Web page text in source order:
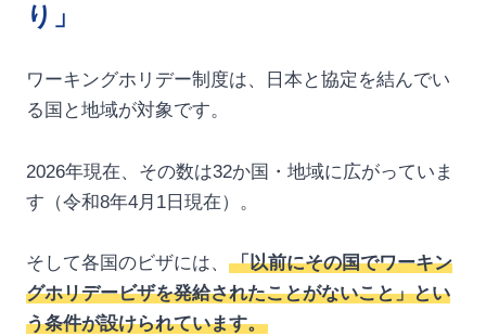
り」
ワーキングホリデー制度は、日本と協定を結んでい
る国と地域が対象です。
2026年現在、その数は32か国・地域に広がっていま
す（令和8年4月1日現在）。
そして各国のビザには、
「以前にその国でワーキン
グホリデービザを発給されたことがないこと」とい
う条件が設けられています。